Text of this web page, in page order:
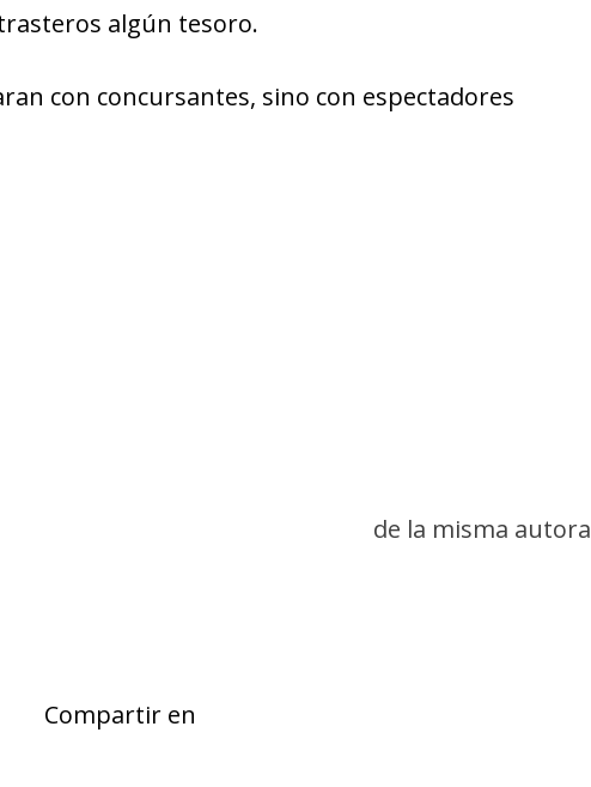
algún tesoro.
con concursantes, sino con espectadores
de la misma autora
Compartir en